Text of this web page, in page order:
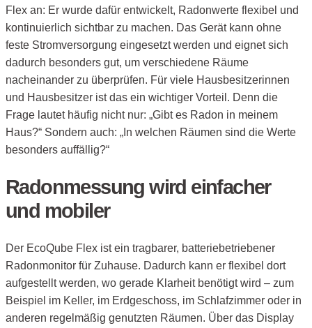
Flex an: Er wurde dafür entwickelt, Radonwerte flexibel und
kontinuierlich sichtbar zu machen. Das Gerät kann ohne
feste Stromversorgung eingesetzt werden und eignet sich
dadurch besonders gut, um verschiedene Räume
nacheinander zu überprüfen. Für viele Hausbesitzerinnen
und Hausbesitzer ist das ein wichtiger Vorteil. Denn die
Frage lautet häufig nicht nur: „Gibt es Radon in meinem
Haus?“ Sondern auch: „In welchen Räumen sind die Werte
besonders auffällig?“
Radonmessung wird einfacher
und mobiler
Der EcoQube Flex ist ein tragbarer, batteriebetriebener
Radonmonitor für Zuhause. Dadurch kann er flexibel dort
aufgestellt werden, wo gerade Klarheit benötigt wird – zum
Beispiel im Keller, im Erdgeschoss, im Schlafzimmer oder in
anderen regelmäßig genutzten Räumen. Über das Display